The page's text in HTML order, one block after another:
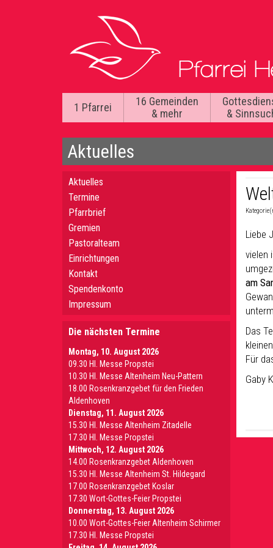
1 Pfarrei
16 Gemeinden
& mehr
&
Aktuelles
Liebe
vielen
am
Das
Für
Gaby
Aktuelles
Termine
Pfarrbrief
Gremien
Pastoralteam
Einrichtungen
Kontakt
Spendenkonto
Impressum
Die nächsten Termine
Montag, 10. August 2026
09.30 Hl. Messe Propstei
10.30 Hl. Messe Altenheim Neu-Pattern
18.00 Rosenkranzgebet für den Frieden
Aldenhoven
Dienstag, 11. August 2026
15.30 Hl. Messe Altenheim Zitadelle
17.30 Hl. Messe Propstei
Mittwoch, 12. August 2026
14.00 Rosenkranzgebet Aldenhoven
15.30 Hl. Messe Altenheim St. Hildegard
17.00 Rosenkranzgebet Koslar
17.30 Wort-Gottes-Feier Propstei
Donnerstag, 13. August 2026
10.00 Wort-Gottes-Feier Altenheim Schirmer
17.30 Hl. Messe Propstei